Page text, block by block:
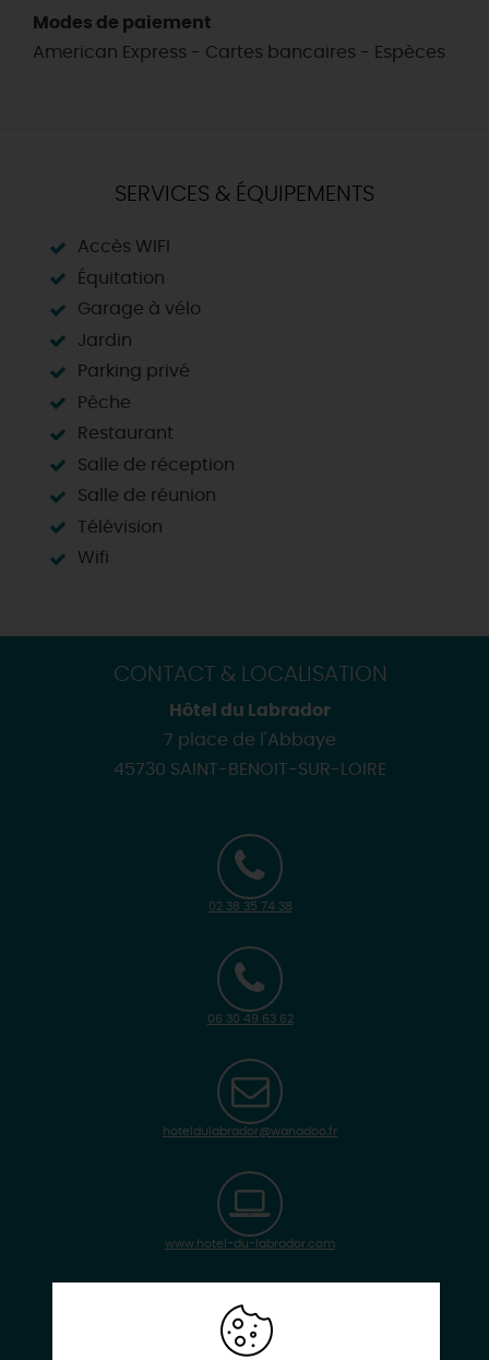
Modes de paiement
American Express - Cartes bancaires - Espèces
SERVICES & ÉQUIPEMENTS
Accès WIFI
Équitation
Garage à vélo
Jardin
Parking privé
Pêche
Restaurant
Salle de réception
Salle de réunion
Télévision
Wifi
CONTACT & LOCALISATION
Hôtel du Labrador
7 place de l'Abbaye
45730 SAINT-BENOIT-SUR-LOIRE
02 38 35 74 38
06 30 49 63 62
hoteldulabrador@wanadoo.fr
www.hotel-du-labrador.com
Facebook